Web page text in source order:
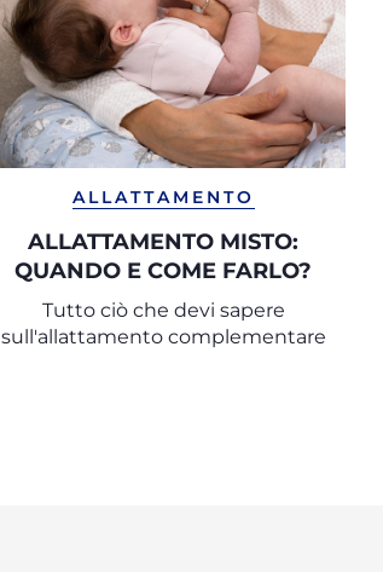
ALLATTAMENTO
ALLATTAMENTO MISTO:
QUANDO E COME FARLO?
Tutto ciò che devi sapere
sull'allattamento complementare